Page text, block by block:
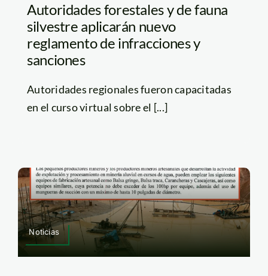
Autoridades forestales y de fauna
silvestre aplicarán nuevo
reglamento de infracciones y
sanciones
Autoridades regionales fueron capacitadas
en el curso virtual sobre el [...]
Noticias